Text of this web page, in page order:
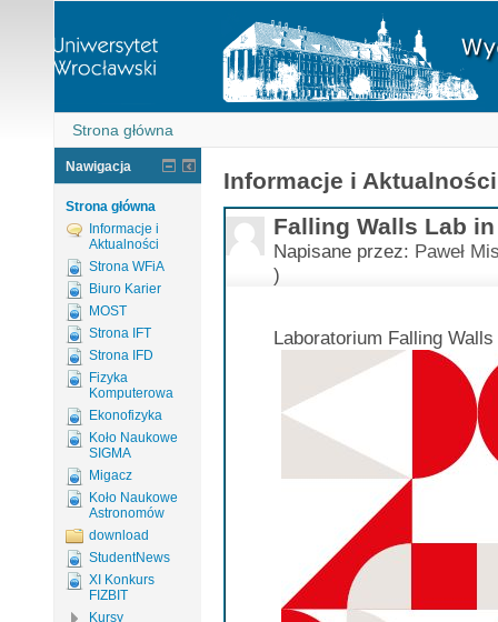
Strona główna
Informacje i Aktualności
Falling Walls Lab
Napisane przez: Paweł
)
Laboratorium Falling Walls
Nawigacja
Strona główna
Informacje i
Aktualności
Strona WFiA
Biuro Karier
MOST
Strona IFT
Strona IFD
Fizyka
Komputerowa
Ekonofizyka
Koło Naukowe
SIGMA
Migacz
Koło Naukowe
Astronomów
download
StudentNews
XI Konkurs
FIZBIT
Kursy